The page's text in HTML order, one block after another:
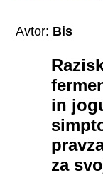
Avtor: Bis
in
za